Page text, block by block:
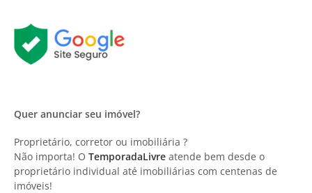
Quer anunciar seu imóvel?
Proprietário, corretor ou imobiliária ?
Não importa! O TemporadaLivre atende bem desde o
proprietário individual até imobiliárias com centenas de
imóveis!